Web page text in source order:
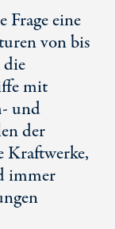
eine
von bis
mit
und
der
Kraftwerke,
immer